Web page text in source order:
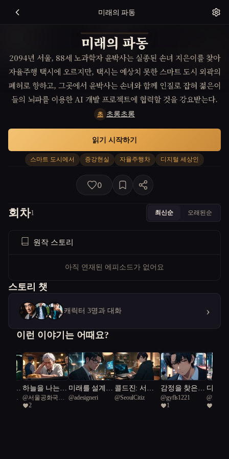
미래의 파동
미래의 파동
2094년 서울, 88세 노과학자 윤박사는 실종된 손녀 지은이를 찾아
자율주행 택시에 오르지만, 택시는 예상치 못한 스마트 도시 외곽의
폐허로 향하고, 그곳에서 윤박사는 손녀와 함께 인질로 잡혀 젊은이
들의 뇌파를 이용한 AI 개발 프로젝트에 협력할 것을 강요받는다.
초 초롱초롱
스마트 도시에서 증강현실 자율주행차 디지털 세상인
읽기 시작하기
0
회차1 최신순 오래된순
원작 스토리
아직 연재된 에피소드가 없어요
스토리 챗
캐릭터 3명과 대화 ›
이런 이야기는 어때요?
려준
국일
하늘을 나는
붕어빵
@서울공화국일
급시민
2
미래를 설계하
는 인간들
@adesigneri
콜드진: 서울
프로토콜
@SeoulCitiz
감정을 찾은
로봇
@gyfls1221
1
디지
들: 서
로 속
@